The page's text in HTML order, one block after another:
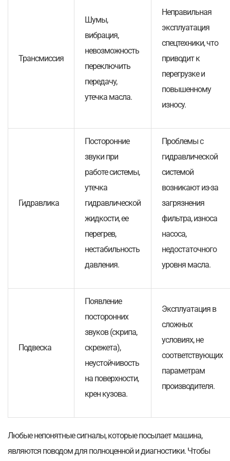
Трансмиссия
Шумы,
вибрация,
невозможность
переключить
передачу,
утечка масла.
Неправильная
эксплуатация
спецтехники, что
приводит к
перегрузке и
повышенному
износу.
Гидравлика
Посторонние
звуки при
работе системы,
утечка
гидравлической
жидкости, ее
перегрев,
нестабильность
давления.
Проблемы с
гидравлической
системой
возникают из-за
загрязнения
фильтра, износа
насоса,
недостаточного
уровня масла.
Подвеска
Появление
посторонних
звуков (скрипа,
скрежета),
неустойчивость
на поверхности,
крен кузова.
Эксплуатация в
сложных
условиях, не
соответствующих
параметрам
производителя.
Любые непонятные сигналы, которые посылает машина,
являются поводом для полноценной и диагностики. Чтобы